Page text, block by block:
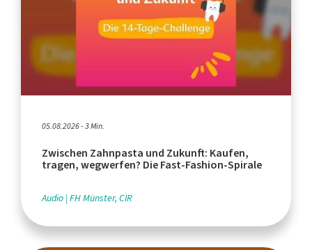
05.08.2026 - 3 Min.
Zwischen Zahnpasta und Zukunft: Kaufen,
tragen, wegwerfen? Die Fast-Fashion-Spirale
Audio FH Münster, CIR